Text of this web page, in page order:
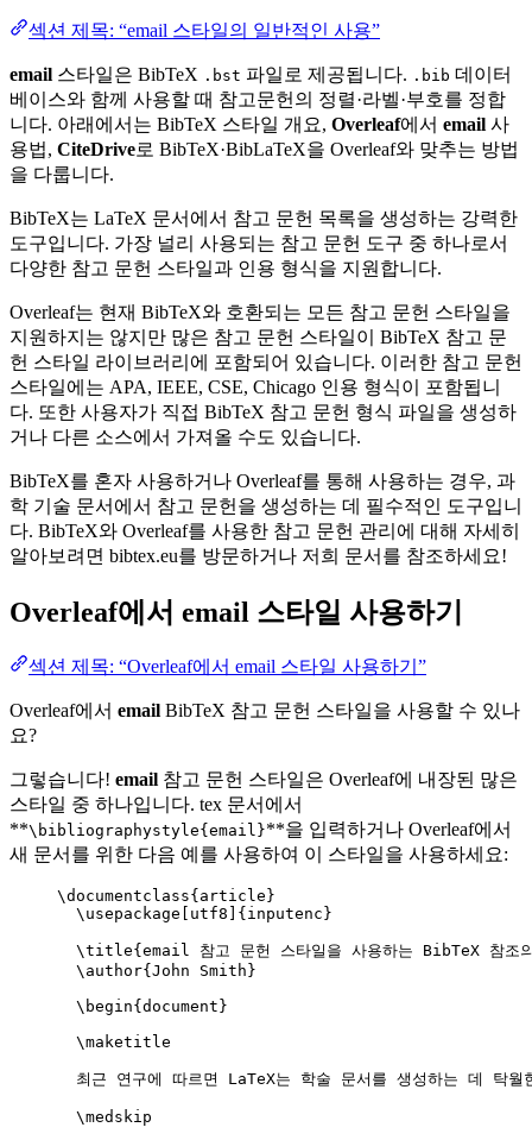
섹션 제목: “email 스타일의 일반적인 사용”
email 스타일은 BibTeX .bst 파일로 제공됩니다. .bib 데이터
베이스와 함께 사용할 때 참고문헌의 정렬·라벨·부호를 정합
니다. 아래에서는 BibTeX 스타일 개요, Overleaf에서 email 사
용법, CiteDrive로 BibTeX·BibLaTeX을 Overleaf와 맞추는 방법
을 다룹니다.
BibTeX는 LaTeX 문서에서 참고 문헌 목록을 생성하는 강력한
도구입니다. 가장 널리 사용되는 참고 문헌 도구 중 하나로서
다양한 참고 문헌 스타일과 인용 형식을 지원합니다.
Overleaf는 현재 BibTeX와 호환되는 모든 참고 문헌 스타일을
지원하지는 않지만 많은 참고 문헌 스타일이 BibTeX 참고 문
헌 스타일 라이브러리에 포함되어 있습니다. 이러한 참고 문헌
스타일에는 APA, IEEE, CSE, Chicago 인용 형식이 포함됩니
다. 또한 사용자가 직접 BibTeX 참고 문헌 형식 파일을 생성하
거나 다른 소스에서 가져올 수도 있습니다.
BibTeX를 혼자 사용하거나 Overleaf를 통해 사용하는 경우, 과
학 기술 문서에서 참고 문헌을 생성하는 데 필수적인 도구입니
다. BibTeX와 Overleaf를 사용한 참고 문헌 관리에 대해 자세히
알아보려면 bibtex.eu를 방문하거나 저희 문서를 참조하세요!
Overleaf에서 email 스타일 사용하기
섹션 제목: “Overleaf에서 email 스타일 사용하기”
Overleaf에서 email BibTeX 참고 문헌 스타일을 사용할 수 있나
요?
그렇습니다! email 참고 문헌 스타일은 Overleaf에 내장된 많은
스타일 중 하나입니다. tex 문서에서
**\bibliographystyle{email}**을 입력하거나 Overleaf에서
새 문서를 위한 다음 예를 사용하여 이 스타일을 사용하세요:
\documentclass{ article }
\usepackage
utf8 ]{ inputenc }
\title{email 참고 문헌 스타일을 사용하는 BibTeX 참조
\author{John Smith}
\begin{ document }
\maketitle
최근 연구에 따르면 LaTeX는 학술 문서를 생성하는 데 탁
\medskip